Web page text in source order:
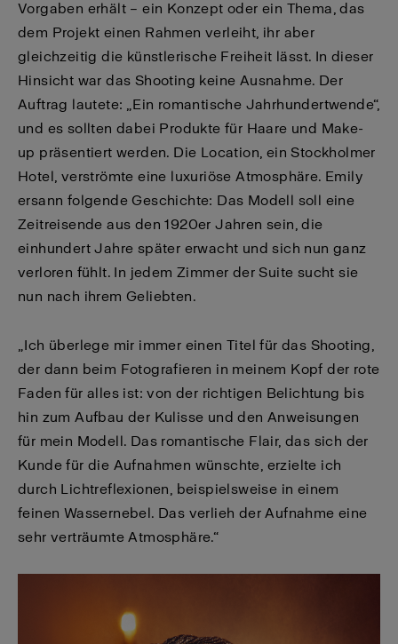
Vorgaben erhält – ein Konzept oder ein Thema, das
dem Projekt einen Rahmen verleiht, ihr aber
gleichzeitig die künstlerische Freiheit lässt. In dieser
Hinsicht war das Shooting keine Ausnahme. Der
Auftrag lautete: „Ein romantische Jahrhundertwende“,
und es sollten dabei Produkte für Haare und Make-
up präsentiert werden. Die Location, ein Stockholmer
Hotel, verströmte eine luxuriöse Atmosphäre. Emily
ersann folgende Geschichte: Das Modell soll eine
Zeitreisende aus den 1920er Jahren sein, die
einhundert Jahre später erwacht und sich nun ganz
verloren fühlt. In jedem Zimmer der Suite sucht sie
nun nach ihrem Geliebten.
„Ich überlege mir immer einen Titel für das Shooting,
der dann beim Fotografieren in meinem Kopf der rote
Faden für alles ist: von der richtigen Belichtung bis
hin zum Aufbau der Kulisse und den Anweisungen
für mein Modell. Das romantische Flair, das sich der
Kunde für die Aufnahmen wünschte, erzielte ich
durch Lichtreflexionen, beispielsweise in einem
feinen Wassernebel. Das verlieh der Aufnahme eine
sehr verträumte Atmosphäre.“